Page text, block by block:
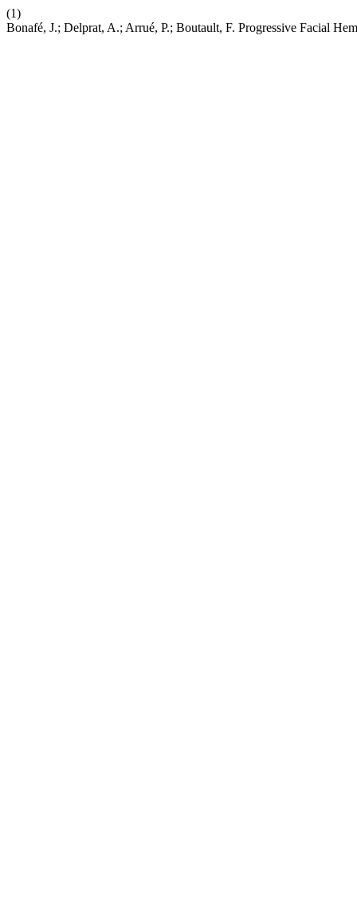
(1)
Bonafé, J.; Delprat, A.; Arrué, P.; Boutault, F. Progressive Facial